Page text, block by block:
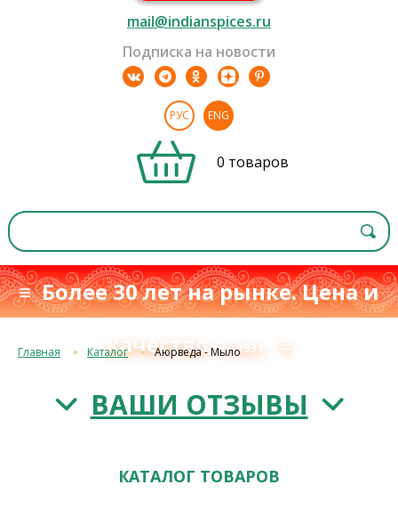
mail@indianspices.ru
Подписка на новости
РУС ENG
0 товаров
≡ Более 30 лет на рынке. Цена и
качествос 1993 г. ≡
Главная Каталог Аюрведа - Мыло
ВАШИ ОТЗЫВЫ
КАТАЛОГ ТОВАРОВ